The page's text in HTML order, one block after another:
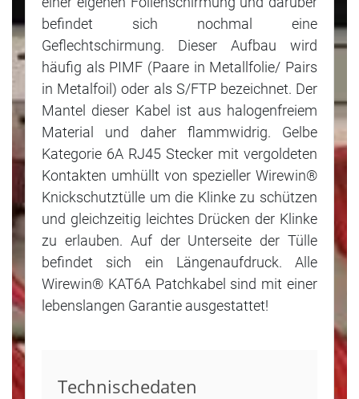
befindet sich nochmal eine
Geflechtschirmung. Dieser Aufbau wird
häufig als PIMF (Paare in Metallfolie/ Pairs
in Metalfoil) oder als S/FTP bezeichnet. Der
Mantel dieser Kabel ist aus halogenfreiem
Material und daher flammwidrig. Gelbe
Kategorie 6A RJ45 Stecker mit vergoldeten
Kontakten umhüllt von spezieller Wirewin®
Knickschutztülle um die Klinke zu schützen
und gleichzeitig leichtes Drücken der Klinke
zu erlauben. Auf der Unterseite der Tülle
befindet sich ein Längenaufdruck. Alle
Wirewin® KAT6A Patchkabel sind mit einer
lebenslangen Garantie ausgestattet!
Technischedaten